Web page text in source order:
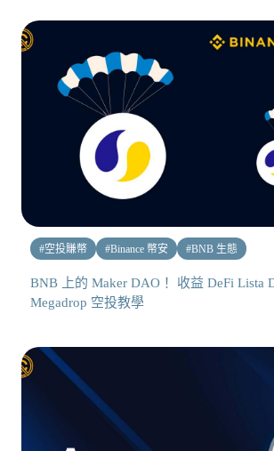
#空投賺幣 #Binance 幣安 #BNB 生態
BNB 上的 Maker DAO！ 收益 DeFi Lista
Megadrop 空投教學